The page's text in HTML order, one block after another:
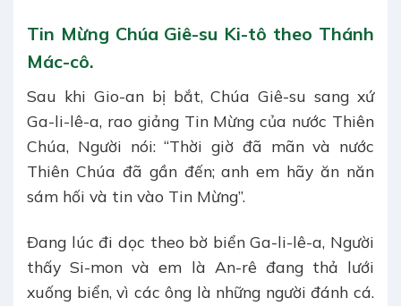
Tin Mừng Chúa Giê-su Ki-tô theo Thánh
Mác-cô.
Sau khi Gio-an bị bắt, Chúa Giê-su sang xứ
Ga-li-lê-a, rao giảng Tin Mừng của nước Thiên
Chúa, Người nói: “Thời giờ đã mãn và nước
Thiên Chúa đã gần đến; anh em hãy ăn năn
sám hối và tin vào Tin Mừng”.
Ðang lúc đi dọc theo bờ biển Ga-li-lê-a, Người
thấy Si-mon và em là An-rê đang thả lưới
xuống biển, vì các ông là những người đánh cá.